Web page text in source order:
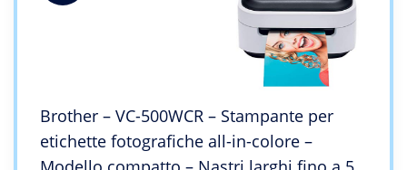
Brother – VC-500WCR – Stampante per
etichette fotografiche all-in-colore –